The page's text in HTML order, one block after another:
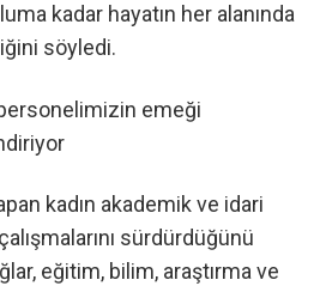
kadar hayatın her alanında
söyledi.
emeği
kadın akademik ve idari
sürdürdüğünü
eğitim, bilim, araştırma ve